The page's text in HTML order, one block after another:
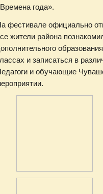
года».
фестивале официально
жители района
и записаться в
и обучающие